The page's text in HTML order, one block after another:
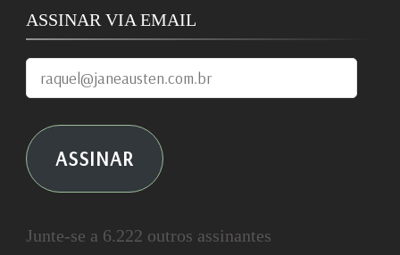
ASSINAR VIA EMAIL
raquel@janeausten.com.br
ASSINAR
Junte-se a 6.222 outros assinantes